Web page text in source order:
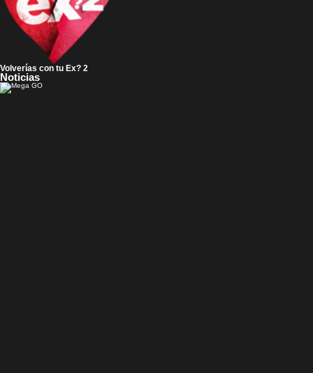
Volverías con tu Ex? 2
Noticias